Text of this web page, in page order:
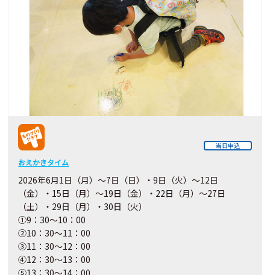
当日申込
おえかきタイム
2026年6月1日（月）～7日（日）・9日（火）～12日
（金）・15日（月）～19日（金）・22日（月）～27日
（土）・29日（月）・30日（火）
①9：30～10：00
②10：30～11：00
③11：30～12：00
④12：30～13：00